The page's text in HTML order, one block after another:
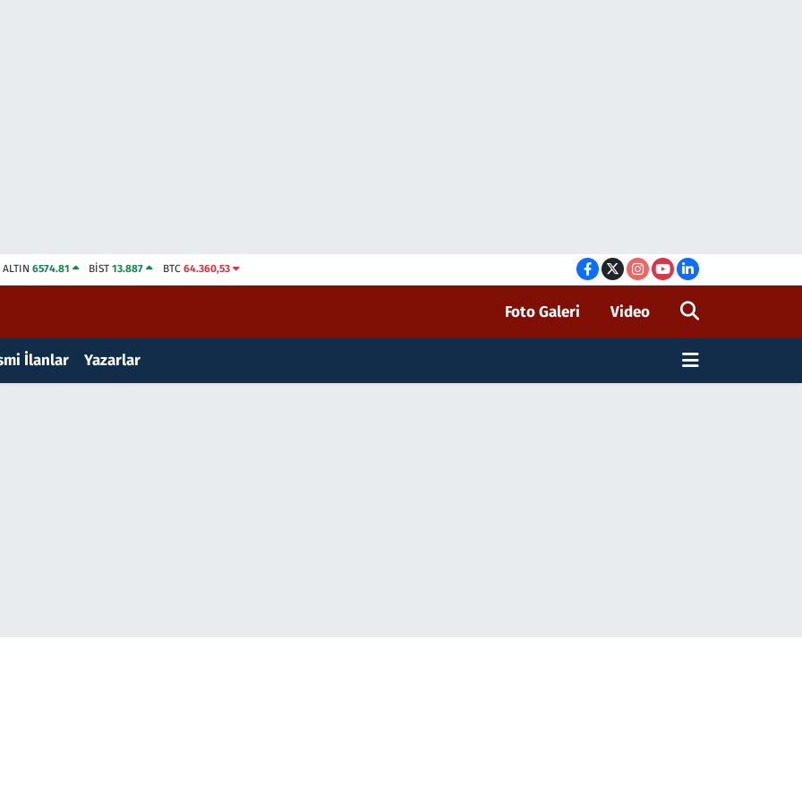
ALTIN 6574.81 BİST13.887 BTC 64.360,53
Foto Galeri Video
İlanlar Yazarlar